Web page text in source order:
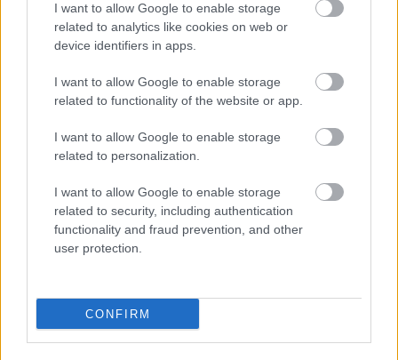
I want to allow Google to enable storage
related to analytics like cookies on web or
device identifiers in apps.
I want to allow Google to enable storage
related to functionality of the website or app.
I want to allow Google to enable storage
related to personalization.
I want to allow Google to enable storage
related to security, including authentication
functionality and fraud prevention, and other
user protection.
CONFIRM
Indul a Vígszínház podcast
mtothorsi•2020. május 15.
Víg Podcast néven új műsort indít a Vígszínház. A